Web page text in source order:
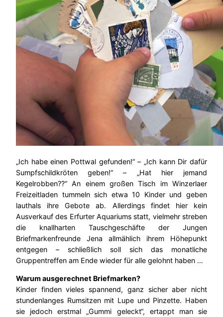
„Ich habe einen Pottwal gefunden!“ – „Ich kann Dir dafür
Sumpfschildkröten geben!“ – „Hat hier jemand
Kegelrobben??“ An einem großen Tisch im Winzerlaer
Freizeitladen tummeln sich etwa 10 Kinder und geben
lauthals ihre Gebote ab. Allerdings findet hier kein
Ausverkauf des Erfurter Aquariums statt, vielmehr streben
die knallharten Tauschgeschäfte der Jungen
Briefmarkenfreunde Jena allmählich ihrem Höhepunkt
entgegen – schließlich soll sich das monatliche
Gruppentreffen am Ende wieder für alle gelohnt haben …
Warum ausgerechnet Briefmarken?
Kinder finden vieles spannend, ganz sicher aber nicht
stundenlanges Rumsitzen mit Lupe und Pinzette. Haben
sie jedoch erstmal „Gummi geleckt“, ertappt man sie